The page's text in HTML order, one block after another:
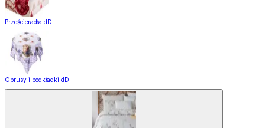
Prześcieradła dD
Obrusy i podkładki dD